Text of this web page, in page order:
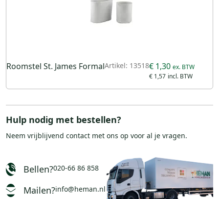
Roomstel St. James FormalArtikel: 13518
€ 1,57
€ 1,30
Hulp nodig met bestellen?
Neem vrijblijvend contact met ons op voor al je vragen.
Bellen?020-66 86 858
Mailen?info@heman.nl